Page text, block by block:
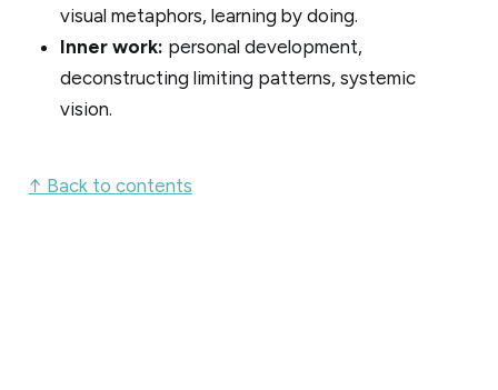
visual metaphors, learning by doing.
Inner work: personal development,
deconstructing limiting patterns, systemic
vision.
↑ Back to contents